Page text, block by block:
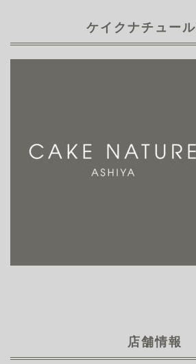
ケイクナチュー
店舗情報